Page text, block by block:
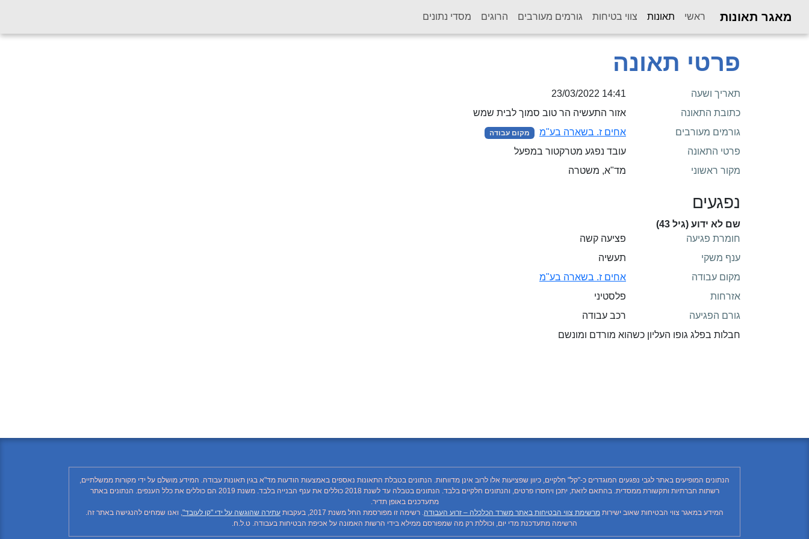
מאגר תאונות ראשי תאונות
(current) צווי בטיחות גורמים מעורבים הרוגים מסדי נתונים
פרטי תאונה
תאריך ושעה
14:41 23/03/2022
כתובת התאונה
אזור התעשיה הר טוב סמוך לבית שמש
גורמים מעורבים
אחים ז. בשארה בע"מ מקום עבודה
פרטי התאונה
עובד נפגע מטרקטור במפעל
מקור ראשוני
מד"א, משטרה
נפגעים
שם לא ידוע (גיל 43)
חומרת פגיעה
פציעה קשה
ענף משקי
תעשיה
מקום עבודה
אחים ז. בשארה בע"מ
אזרחות
פלסטיני
גורם הפגיעה
רכב עבודה
חבלות בפלג גופו העליון כשהוא מורדם ומונשם
הנתונים המופיעים באתר לגבי נפגעים המוגדרים כ-"קל" חלקיים, כיוון שפציעות אלו לרוב אינן מדווחות. הנתונים בטבלת התאונות נאספים באמצעות הודעות מד"א בגין תאונות עבודה. המידע מושלם על ידי מקורות ממשלתיים,
רשתות חברתיות ותקשורת ממסדית. בהתאם לזאת, יתכן ויחסרו פרטים, והנתונים חלקיים בלבד. הנתונים בטבלה עד לשנת 2018 כוללים את ענף הבנייה בלבד. משנת 2019 הם כוללים את כלל הענפים. הנתונים באתר
מתעדכנים באופן תדיר.
המידע במאגר צווי הבטיחות שאוב ישירות מרשימת צווי הבטיחות באתר משרד הכלכלה – זרוע העבודה. רשימה זו מפורסמת החל משנת 2017, בעקבות עתירה שהוגשה על ידי "קו לעובד", ואנו שמחים להנגישה באתר זה.
הרשימה מתעדכנת מדי יום, וכוללת רק מה שמפורסם ממילא בידי הרשות האמונה על אכיפת הבטיחות בעבודה. ט.ל.ח.